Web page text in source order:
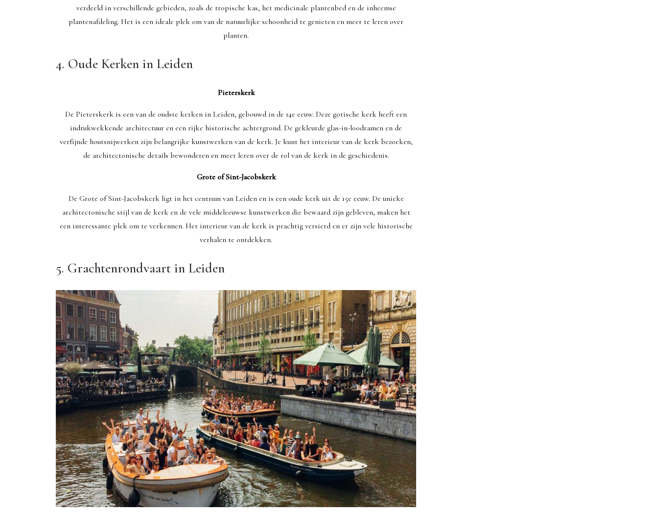
verdeeld in verschillende gebieden, zoals de tropische kas, het medicinale plantenbed en de inheemse
plantenafdeling. Het is een ideale plek om van de natuurlijke schoonheid te genieten en meer te leren over
planten.
4. Oude Kerken in Leiden
Pieterskerk
De Pieterskerk is een van de oudste kerken in Leiden, gebouwd in de 14e eeuw. Deze gotische kerk heeft een
indrukwekkende architectuur en een rijke historische achtergrond. De gekleurde glas-in-loodramen en de
verfijnde houtsnijwerken zijn belangrijke kunstwerken van de kerk. Je kunt het interieur van de kerk bezoeken,
de architectonische details bewonderen en meer leren over de rol van de kerk in de geschiedenis.
Grote of Sint-Jacobskerk
De Grote of Sint-Jacobskerk ligt in het centrum van Leiden en is een oude kerk uit de 15e eeuw. De unieke
architectonische stijl van de kerk en de vele middeleeuwse kunstwerken die bewaard zijn gebleven, maken het
een interessante plek om te verkennen. Het interieur van de kerk is prachtig versierd en er zijn vele historische
verhalen te ontdekken.
5. Grachtenrondvaart in Leiden